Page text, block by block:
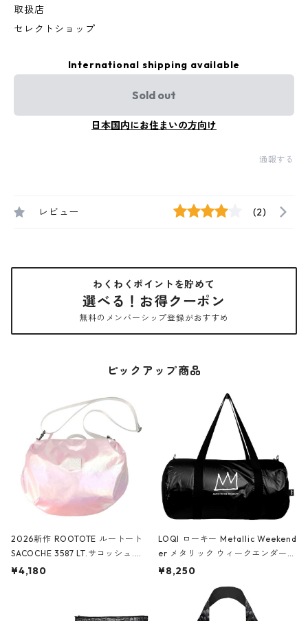
取扱店
セレクトショップ
International shipping available
Sold out
日本国内にお住まいの方向け
通報する
レビュー (2)
わくわくポイントを貯めて
選べる！お得クーポン
無料のメンバーシップ登録がおすすめ
ピックアップ商品
2026新作 ROOTOTE ルートート
SACOCHE 3587 LT.サコッシュ.ル
ミエ-B ショルダーバッグ グロスピ
¥4,180
LOQI ローキー Metallic Weekend
er メタリック ウィークエンダー
ボストンバッグ ショルダーバッグ
Black ジャン=ミッシェル・バスキ
ア/クラウン ブラック
¥8,250